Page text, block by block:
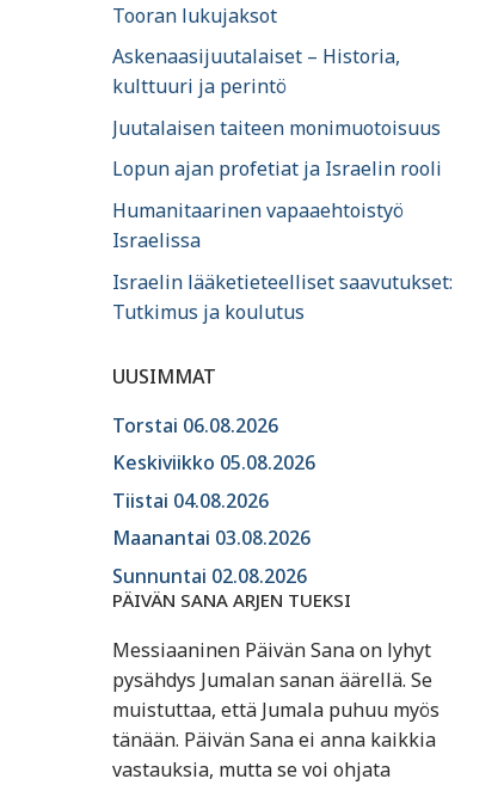
Tooran lukujaksot
Askenaasijuutalaiset – Historia,
kulttuuri ja perintö
Juutalaisen taiteen monimuotoisuus
Lopun ajan profetiat ja Israelin rooli
Humanitaarinen vapaaehtoistyö
Israelissa
Israelin lääketieteelliset saavutukset:
Tutkimus ja koulutus
UUSIMMAT
Torstai 06.08.2026
Keskiviikko 05.08.2026
Tiistai 04.08.2026
Maanantai 03.08.2026
Sunnuntai 02.08.2026
PÄIVÄN SANA ARJEN TUEKSI
Messiaaninen Päivän Sana on lyhyt
pysähdys Jumalan sanan äärellä. Se
muistuttaa, että Jumala puhuu myös
tänään. Päivän Sana ei anna kaikkia
vastauksia, mutta se voi ohjata